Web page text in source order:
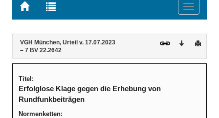
Zur
BAYERN.RECHT
Zur
letzten
Suche
Toggle
Navigation
Inhalt
VGH München, Urteil v. 17.07.2023
– 7 BV 22.2642
Download
Titel:
Erfolglose Klage gegen die Erhebung von
Rundfunkbeiträgen
Normenketten: